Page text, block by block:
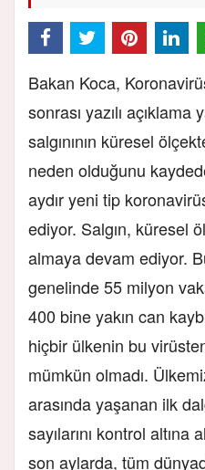
Bakan Koca,
sonrası yazılı açıklama
salgınının küresel
neden olduğunu
aydır yeni tip
ediyor. Salgın, küresel
almaya devam ediyor.
genelinde 55 milyon
400 bine yakın can
hiçbir ülkenin bu
mümkün olmadı.
arasında yaşanan ilk
sayılarını kontrol altına
son aylarda, tüm